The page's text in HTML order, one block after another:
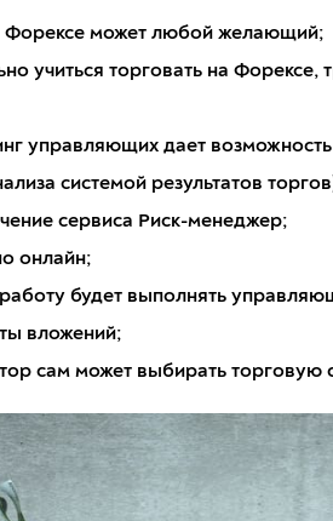
Форексе может любой желающий;
учиться торговать на Форексе,
управляющих дает
системой результатов
сервиса Риск-менеджер;
онлайн;
будет выполнять
вложений;
сам может выбирать